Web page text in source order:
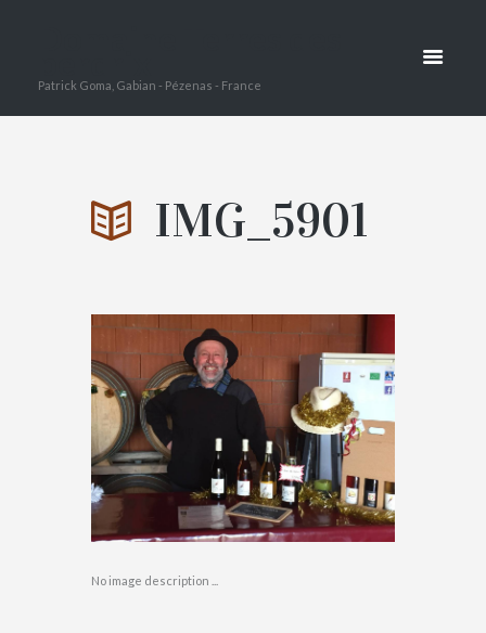
IMG_5901
Patrick Goma, Gabian - Pézenas - France
IMG_5901
No image description ...